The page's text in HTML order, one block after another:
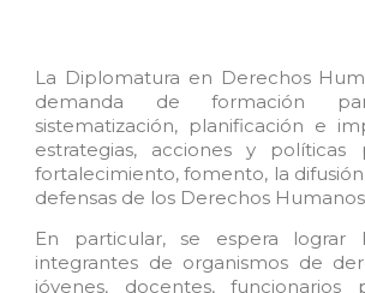
La Diplomatura en Derechos
demanda de formación
sistematización, planificación e
estrategias, acciones y políticas
fortalecimiento, fomento, la
defensas de los Derechos Humanos
En particular, se espera lograr
integrantes de organismos de
jóvenes, docentes,